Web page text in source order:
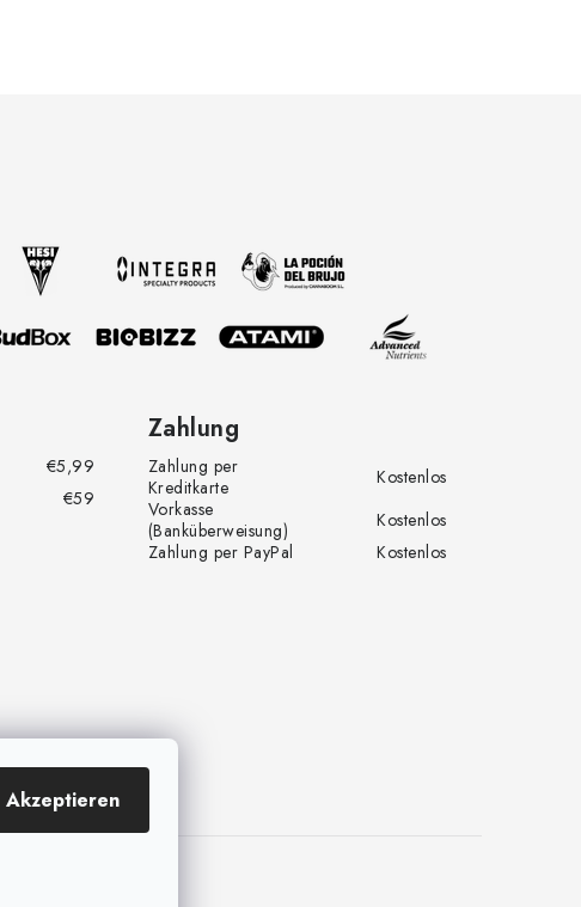
Akzeptieren
€5,99
€59
Zahlung
Zahlung per
Kreditkarte
Kostenlos
Vorkasse
(Banküberweisung)
Kostenlos
Zahlung per PayPal
Kostenlos